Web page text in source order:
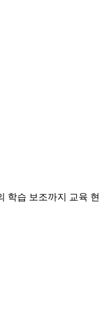
학습 보조까지 교육 현